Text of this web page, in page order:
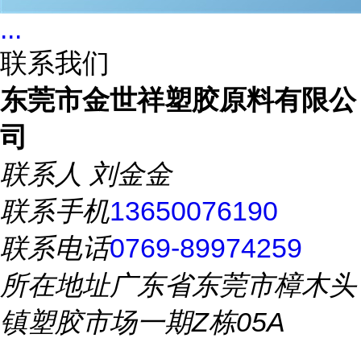
...
联系我们
东莞市金世祥塑胶原料有限公
司
联系人 刘金金
联系手机13650076190
联系电话0769-89974259
所在地址广东省东莞市樟木头
镇塑胶市场一期Z栋05A